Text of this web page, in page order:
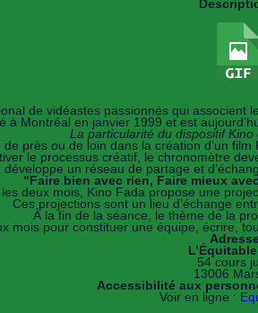
de vidéastes passionnés qui
à Montréal en janvier 1999 et est
La particularité du dispositif Kino
près ou de loin dans la création d’un
le processus créatif, le chronomètre
un réseau de partage et
"Faire bien avec rien, Faire mieux
les deux mois, Kino Fada propose une
Ces projections sont un lieu d’échange
À la fin de la séance, le thème de la
mois pour constituer une équipe, écrire,
54 cours
13006
Accessibilité aux
Voir en ligne :